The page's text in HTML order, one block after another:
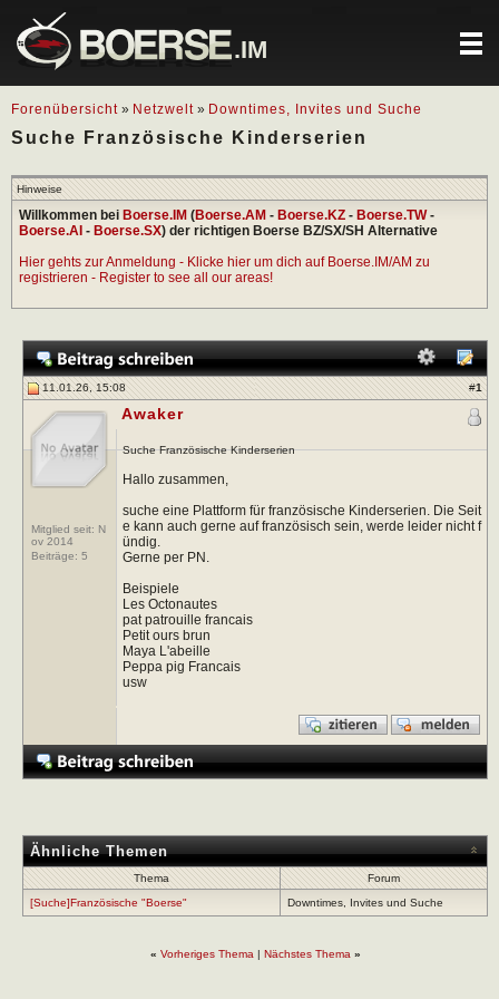
.IM
Forenübersicht » Netzwelt » Downtimes, Invites und Suche
Suche Französische Kinderserien
Hinweise
Willkommen bei Boerse.IM (Boerse.AM - Boerse.KZ - Boerse.TW-
Boerse.AI - Boerse.SX) der richtigen Boerse BZ/SX/SH Alternative
Hier gehts zur Anmeldung - Klicke hier um dich auf Boerse.IM/AM zu
registrieren - Register to see all our areas!
11.01.26, 15:08 #1
Mitglied seit: N
ov 2014
Beiträge: 5
Awaker
Suche Französische Kinderserien
Hallo zusammen,
suche eine Plattform für französische Kinderserien. Die Seit
e kann auch gerne auf französisch sein, werde leider nicht f
ündig.
Gerne per PN.
Beispiele
Les Octonautes
pat patrouille francais
Petit ours brun
Maya L'abeille
Peppa pig Francais
usw
Ähnliche Themen
Thema
Forum
[Suche]Französische "Boerse"
Downtimes, Invites und Suche
« Vorheriges Thema | Nächstes Thema »